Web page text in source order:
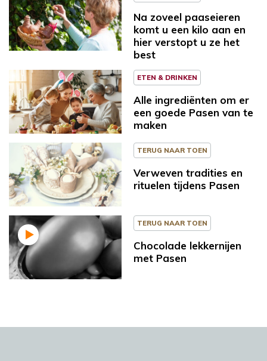
Na zoveel paaseieren
komt u een kilo aan en
hier verstopt u ze het
best
ETEN & DRINKEN
Alle ingrediënten om er
een goede Pasen van te
maken
TERUG NAAR TOEN
Verweven tradities en
rituelen tijdens Pasen
TERUG NAAR TOEN
Chocolade lekkernijen
met Pasen